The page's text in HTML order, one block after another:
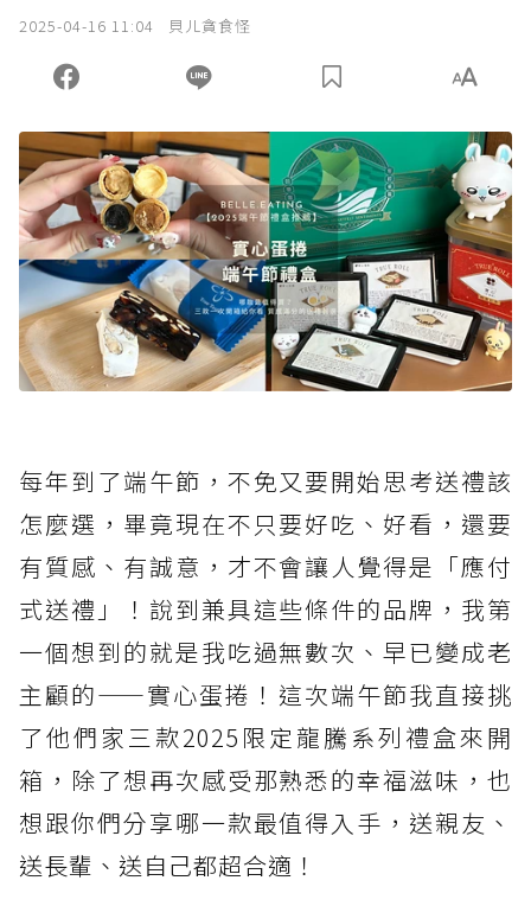
2025-04-16 11:04 貝ㄦ貪食怪
每年到了端午節，不免又要開始思考送禮該
怎麼選，畢竟現在不只要好吃、好看，還要
有質感、有誠意，才不會讓人覺得是「應付
式送禮」！說到兼具這些條件的品牌，我第
一個想到的就是我吃過無數次、早已變成老
主顧的——實心蛋捲！這次端午節我直接挑
了他們家三款2025限定龍騰系列禮盒來開
箱，除了想再次感受那熟悉的幸福滋味，也
想跟你們分享哪一款最值得入手，送親友、
送長輩、送自己都超合適！